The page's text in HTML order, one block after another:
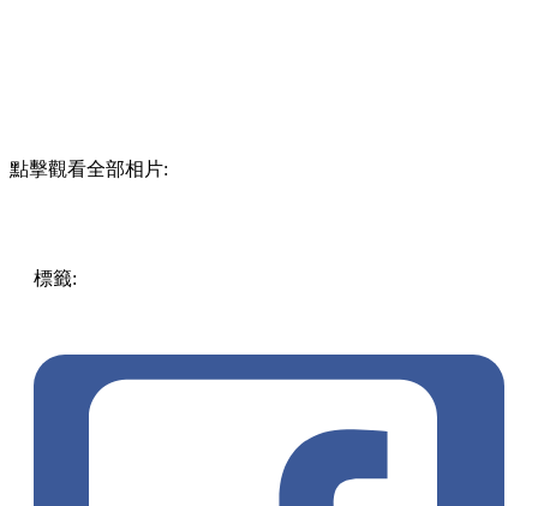
點擊觀看全部相片:
標籤: